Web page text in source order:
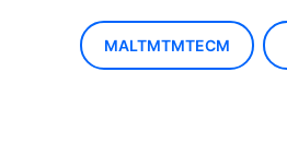
MALTMTMTECM